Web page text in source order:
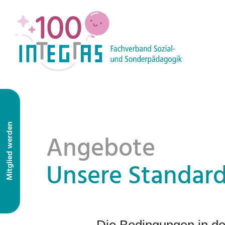
Mitglied werden Angebote
Unsere